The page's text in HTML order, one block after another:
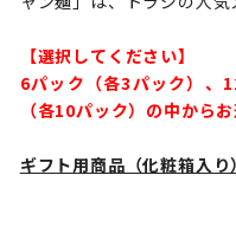
【選択してください】
6パック（各3パック）、
（各10パック）の中から
ギフト用商品（化粧箱入り